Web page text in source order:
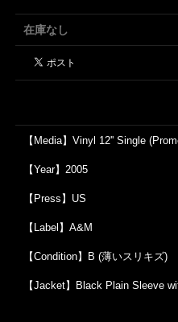
在庫なし
【Media】Vinyl 12'' Single
【Year】2005
【Press】US
【Label】A&M
【Condition】B (薄いスリキズ)
【Jacket】Black Plain Sleeve